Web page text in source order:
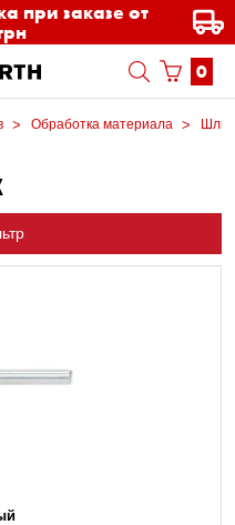
при заказе от
0
Обработка материала